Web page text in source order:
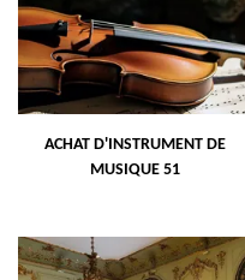
ACHAT D'INSTRUMENT DE
MUSIQUE 51